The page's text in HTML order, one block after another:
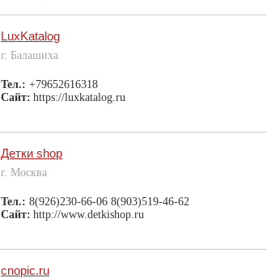
LuxKatalog
г. Балашиха
Тел.: +79652616318
Сайт: https://luxkatalog.ru
Детки shop
г. Москва
Тел.: 8(926)230-66-06 8(903)519-46-62
Сайт: http://www.detkishop.ru
cnopic.ru